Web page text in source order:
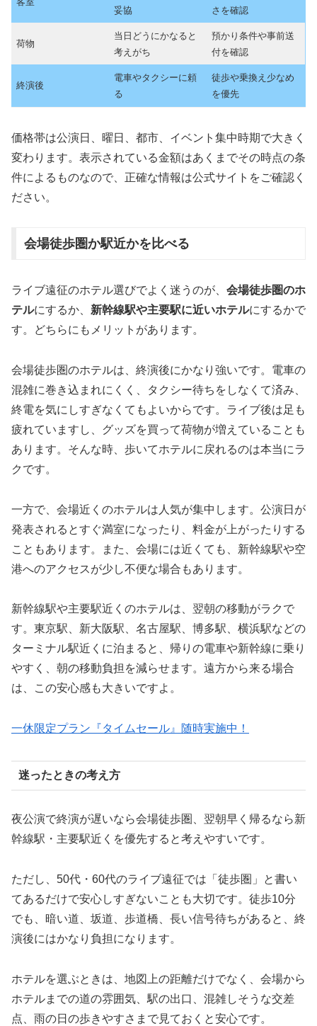
妥協
さを確認
荷物
当日どうにかなると
考えがち
預かり条件や事前送
付を確認
終演後
電車やタクシーに頼
る
徒歩や乗換え少なめ
を優先
価格帯は公演日、曜日、都市、イベント集中時期で大きく
変わります。表示されている金額はあくまでその時点の条
件によるものなので、正確な情報は公式サイトをご確認く
ださい。
会場徒歩圏か駅近かを比べる
ライブ遠征のホテル選びでよく迷うのが、 会場徒歩圏のホ
テルにするか、 新幹線駅や主要駅に近いホテルにするかで
す。どちらにもメリットがあります。
会場徒歩圏のホテルは、終演後にかなり強いです。電車の
混雑に巻き込まれにくく、タクシー待ちをしなくて済み、
終電を気にしすぎなくてもよいからです。ライブ後は足も
疲れていますし、グッズを買って荷物が増えていることも
あります。そんな時、歩いてホテルに戻れるのは本当にラ
クです。
一方で、会場近くのホテルは人気が集中します。公演日が
発表されるとすぐ満室になったり、料金が上がったりする
こともあります。また、会場には近くても、新幹線駅や空
港へのアクセスが少し不便な場合もあります。
新幹線駅や主要駅近くのホテルは、翌朝の移動がラクで
す。東京駅、新大阪駅、名古屋駅、博多駅、横浜駅などの
ターミナル駅近くに泊まると、帰りの電車や新幹線に乗り
やすく、朝の移動負担を減らせます。遠方から来る場合
は、この安心感も大きいですよ。
一休限定プラン『タイムセール』随時実施中！
迷ったときの考え方
夜公演で終演が遅いなら会場徒歩圏、翌朝早く帰るなら新
幹線駅・主要駅近くを優先すると考えやすいです。
ただし、50代・60代のライブ遠征では「徒歩圏」と書い
てあるだけで安心しすぎないことも大切です。徒歩10分
でも、暗い道、坂道、歩道橋、長い信号待ちがあると、終
演後にはかなり負担になります。
ホテルを選ぶときは、地図上の距離だけでなく、会場から
ホテルまでの道の雰囲気、駅の出口、混雑しそうな交差
点、雨の日の歩きやすさまで見ておくと安心です。